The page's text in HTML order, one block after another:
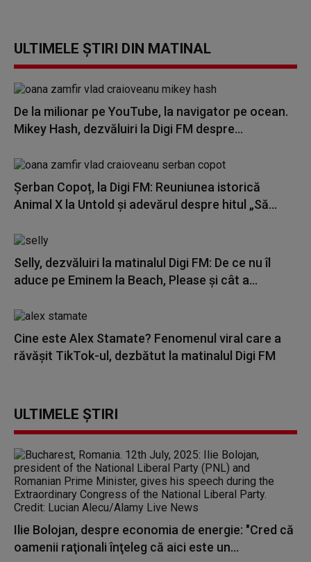
ULTIMELE ȘTIRI DIN MATINAL
De la milionar pe YouTube, la navigator pe ocean.
Mikey Hash, dezvăluiri la Digi FM despre...
Șerban Copoț, la Digi FM: Reuniunea istorică
Animal X la Untold și adevărul despre hitul „Să...
Selly, dezvăluiri la matinalul Digi FM: De ce nu îl
aduce pe Eminem la Beach, Please și cât a...
Cine este Alex Stamate? Fenomenul viral care a
răvășit TikTok-ul, dezbătut la matinalul Digi FM
ULTIMELE ȘTIRI
Ilie Bolojan, despre economia de energie: "Cred că
oamenii raţionali înţeleg că aici este un...